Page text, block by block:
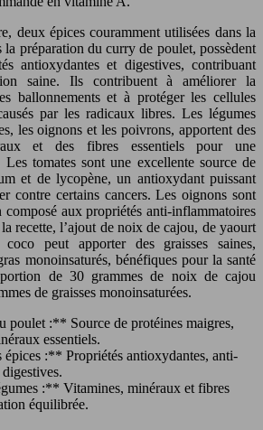
deux épices couramment utilisées dans la
la préparation du curry de poulet, possèdent
antioxydantes et digestives, contribuant
saine. Ils contribuent à améliorer la
ballonnements et à protéger les cellules
par les radicaux libres. Les légumes
les oignons et les poivrons, apportent des
et des fibres essentiels pour une
tomates sont une excellente source de
et de lycopène, un antioxydant puissant
contre certains cancers. Les oignons sont
composé aux propriétés anti-inflammatoires
recette, l’ajout de noix de cajou, de yaourt
peut apporter des graisses saines,
monoinsaturés, bénéfiques pour la santé
de 30 grammes de noix de cajou
de graisses monoinsaturées.
poulet :** Source de protéines maigres,
essentiels.
:** Propriétés antioxydantes, anti-
:** Vitamines, minéraux et fibres
équilibrée.